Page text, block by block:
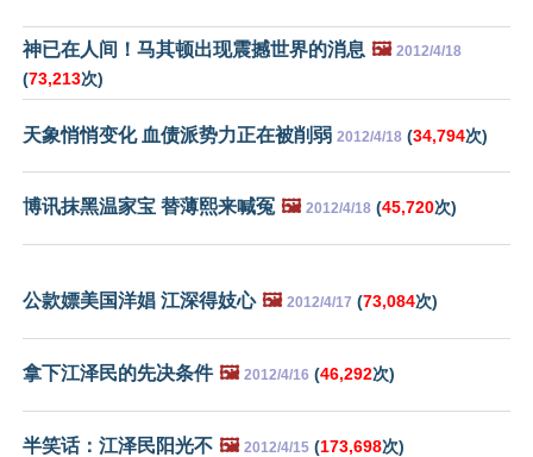
神已在人间！马其顿出现震撼世界的消息 🖼️ 2012/4/18
(73,213次)
天象悄悄变化 血债派势力正在被削弱 2012/4/18 (34,794次)
博讯抹黑温家宝 替薄熙来喊冤 🖼️ 2012/4/18 (45,720次)
公款嫖美国洋娼 江深得妓心 🖼️ 2012/4/17 (73,084次)
拿下江泽民的先决条件 🖼️ 2012/4/16 (46,292次)
半笑话：江泽民阳光不 🖼️ 2012/4/15 (173,698次)